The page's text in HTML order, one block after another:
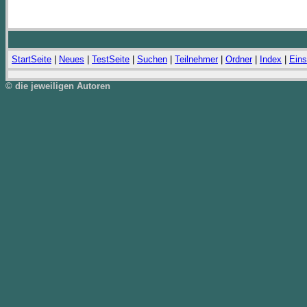
StartSeite Neues TestSeite Suchen Teilnehmer| Ordner| Index
© die jeweiligen Autoren